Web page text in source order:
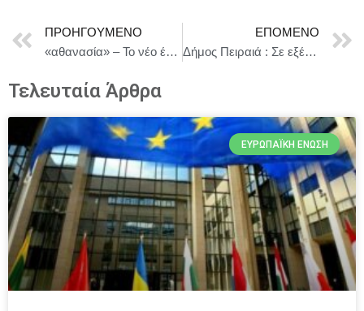
ΠΡΟΗΓΟΎΜΕΝΟ
«αθανασία» – Το νέο έργο της Νεφέλης Μαϊστράλη, σε σκηνοθεσία Θανάση Ζερίτη, με την Έλλη Τρίγγου || Νέο Θέατρο Κατερίνα Βασιλάκου από 9/2
ΕΠΌΜΕΝΟ
Δήμος Πειραιά : Σε εξέλιξη οι ασφαλτοστρώσεις του Δήμου σε κεντρικούς δρόμους του Νέου Φαλήρου
Τελευταία Άρθρα
ΕΥΡΩΠΑΪΚΉ ΈΝΩΣΗ